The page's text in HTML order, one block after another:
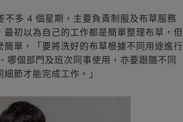
多 4 個星期，主要負責制服及布草服務
初以為自己的工作都是簡單整理布草，但
單，「要將洗好的布草根據不同用途進行
哪個部門及班次同事使用，亦要跟隨不同
節才能完成工作。」